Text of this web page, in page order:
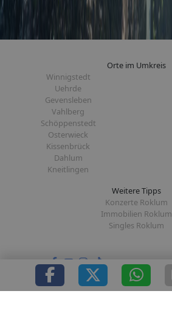
Orte im Umkreis
Winnigstedt
Uehrde
Gevensleben
Vahlberg
Schöppenstedt
Osterwieck
Kissenbrück
Dahlum
Kneitlingen
Weitere Tipps
Konzerte Roklum
Immobilien Roklum
Singles Roklum